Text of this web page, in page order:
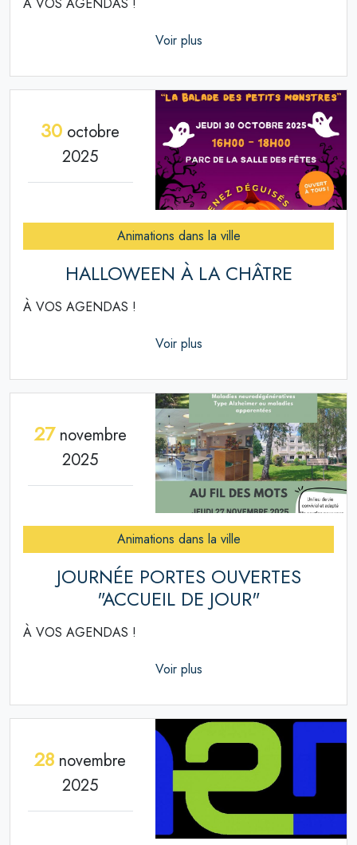
Voir plus
30 octobre
2025
Animations dans la ville
HALLOWEEN À LA CHÂTRE
À VOS AGENDAS !
Voir plus
27novembre
2025
Animations dans la ville
JOURNÉE PORTES OUVERTES
"ACCUEIL DE JOUR"
À VOS AGENDAS !
Voir plus
28 novembre
2025